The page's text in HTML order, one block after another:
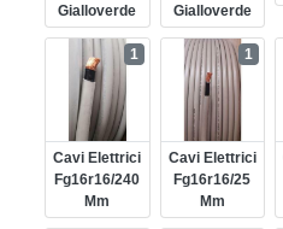
Gialloverde
Gialloverde
Cavi Elettrici
Fg16r16/240
Mm
1
Cavi Elettrici
Fg16r16/25
Mm
1